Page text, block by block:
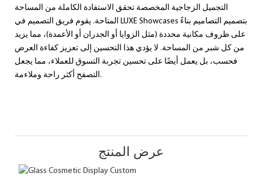
التجميل الزجاجية المخصصة تحقق الاستفادة الكاملة من المساحة
المتاحة. يقوم فريق التصميم في LUXE Showcases بتصميم التصاميم بناءً
على ظروف مكانية محددة (مثل الزوايا أو الجدران أو الأعمدة)، مما يزيد
من كل شبر من المساحة. لا يؤدي هذا التحسين إلى تعزيز كفاءة العرض
فحسب، بل يعمل أيضًا على تحسين تجربة التسوق للعملاء، مما يجعل
التصفح أكثر راحة وملاءمة.
عرض المنتج